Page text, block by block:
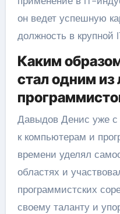
он ведет успешную
должность в крупной
Каким
стал одним из
Давыдов Денис уже с
к компьютерам и
времени уделял
областях и
программистских
своему таланту и